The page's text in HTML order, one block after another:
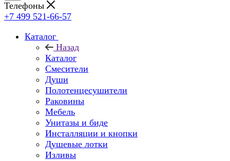
Телефоны
+7 499 521-66-57
Каталог
Назад
Каталог
Смесители
Души
Полотенцесушители
Раковины
Мебель
Унитазы и биде
Инсталляции и кнопки
Душевые лотки
Изливы